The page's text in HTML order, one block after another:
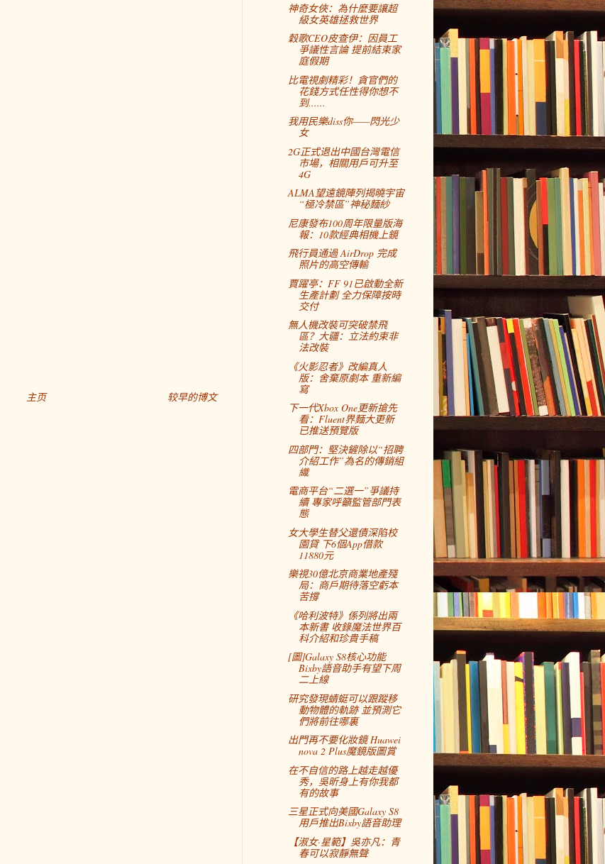
较早的博文
主页
神奇女俠：為什麼要讓超
級女英雄拯救世界
穀歌CEO皮查伊：因員工
爭議性言論 提前結束家
庭假期
比電視劇精彩！貪官們的
花錢方式任性得你想不
到......
我用民樂diss你——閃光少
女
2G正式退出中國台灣電信
市場，相關用戶可升至
4G
ALMA望遠鏡陣列揭曉宇宙
“極冷禁區”神秘麵紗
尼康發布100周年限量版海
報：10款經典相機上鏡
飛行員通過 AirDrop 完成
照片的高空傳輸
賈躍亭：FF 91已啟動全新
生產計劃 全力保障按時
交付
無人機改裝可突破禁飛
區？大疆：立法約束非
法改裝
《火影忍者》改編真人
版：舍棄原劇本 重新編
寫
下一代Xbox One更新搶先
看：Fluent界麵大更新
已推送預覽版
四部門：堅決鏟除以“招聘
介紹工作”為名的傳銷組
織
電商平台“二選一”爭議持
續 專家呼籲監管部門表
態
女大學生替父還債深陷校
園貸 下6個App借款
11880元
樂視30億北京商業地產殘
局：商戶期待落空虧本
苦撐
《哈利波特》係列將出兩
本新書 收錄魔法世界百
科介紹和珍貴手稿
[圖]Galaxy S8核心功能
Bixby語音助手有望下周
二上線
研究發現蜻蜓可以跟蹤移
動物體的軌跡 並預測它
們將前往哪裏
出門再不要化妝鏡 Huawei
nova 2 Plus魔鏡版圖賞
在不自信的路上越走越優
秀，吳昕身上有你我都
有的故事
三星正式向美國Galaxy S8
用戶推出Bixby語音助理
【淑女·星範】吳亦凡：青
春可以寂靜無聲